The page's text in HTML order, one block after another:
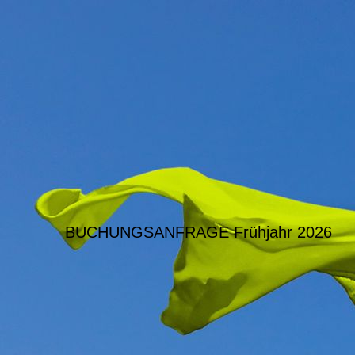
BUCHUNGSANFRAGE Frühjahr 2026